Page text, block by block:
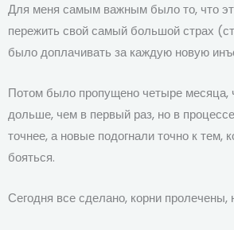
Для меня самым важным было то, что
пережить свой самый большой страх
было доплачивать за каждую новую
Потом было пропущено четыре месяца,
дольше, чем в первый раз, но в
точнее, а новые подогнали точно к
бояться.
Сегодня все сделано, корни